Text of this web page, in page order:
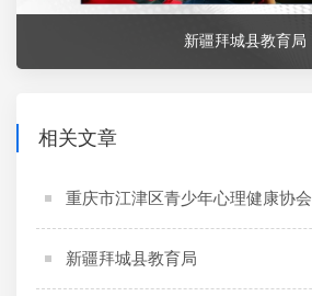
新疆拜城县教育局
相关文章
重庆市江津区青少年心理健康协会
新疆拜城县教育局